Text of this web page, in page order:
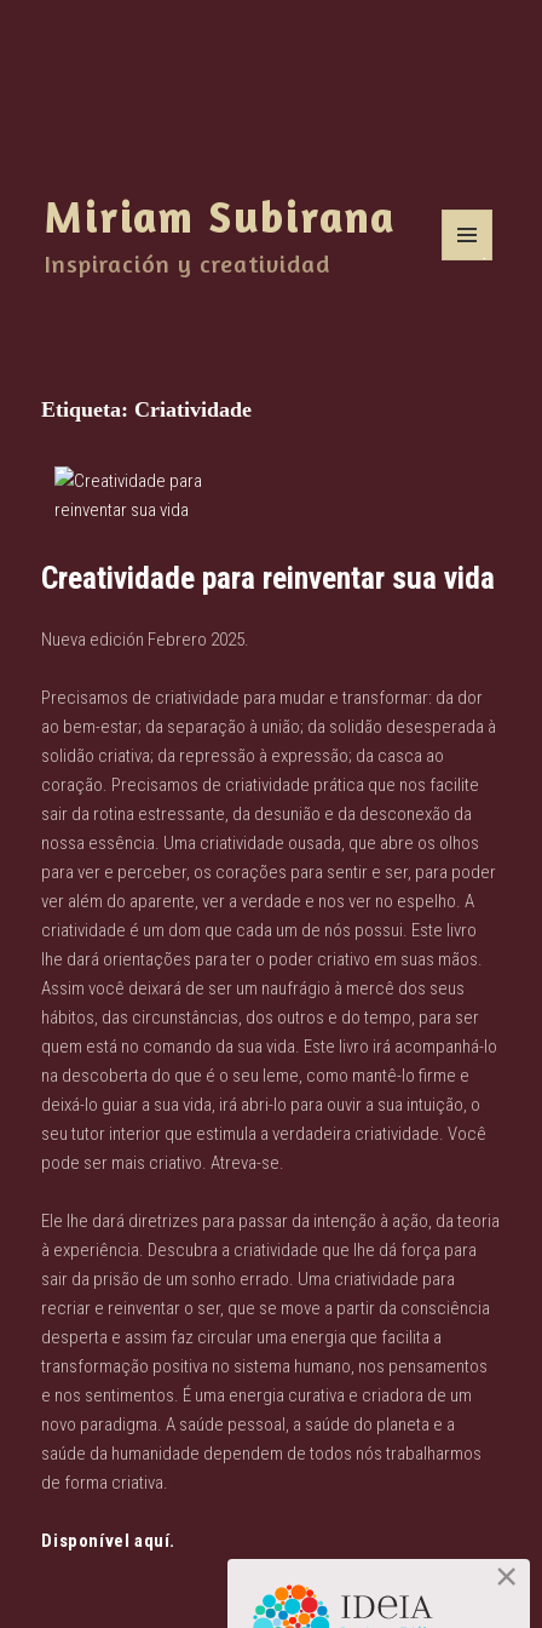
Miriam Subirana
Inspiración y creatividad
Etiqueta: Criatividade
Creatividade para reinventar sua vida
Nueva edición Febrero 2025.
Precisamos de criatividade para mudar e transformar: da dor
ao bem-estar; da separação à união; da solidão desesperada à
solidão criativa; da repressão à expressão; da casca ao
coração. Precisamos de criatividade prática que nos facilite
sair da rotina estressante, da desunião e da desconexão da
nossa essência. Uma criatividade ousada, que abre os olhos
para ver e perceber, os corações para sentir e ser, para poder
ver além do aparente, ver a verdade e nos ver no espelho. A
criatividade é um dom que cada um de nós possui. Este livro
lhe dará orientações para ter o poder criativo em suas mãos.
Assim você deixará de ser um naufrágio à mercê dos seus
hábitos, das circunstâncias, dos outros e do tempo, para ser
quem está no comando da sua vida. Este livro irá acompanhá-lo
na descoberta do que é o seu leme, como mantê-lo firme e
deixá-lo guiar a sua vida, irá abri-lo para ouvir a sua intuição, o
seu tutor interior que estimula a verdadeira criatividade. Você
pode ser mais criativo. Atreva-se.
Ele lhe dará diretrizes para passar da intenção à ação, da teoria
à experiência. Descubra a criatividade que lhe dá força para
sair da prisão de um sonho errado. Uma criatividade para
recriar e reinventar o ser, que se move a partir da consciência
desperta e assim faz circular uma energia que facilita a
transformação positiva no sistema humano, nos pensamentos
e nos sentimentos. É uma energia curativa e criadora de um
novo paradigma. A saúde pessoal, a saúde do planeta e a
saúde da humanidade dependem de todos nós trabalharmos
de forma criativa.
Disponível aquí.